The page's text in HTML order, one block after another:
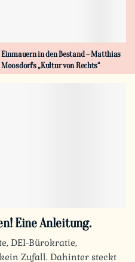
Einmauern in den Bestand – Matthias
Moosdorfs „Kultur von Rechts“
Eine Anleitung.
DEI-Bürokratie,
Zufall. Dahinter steckt